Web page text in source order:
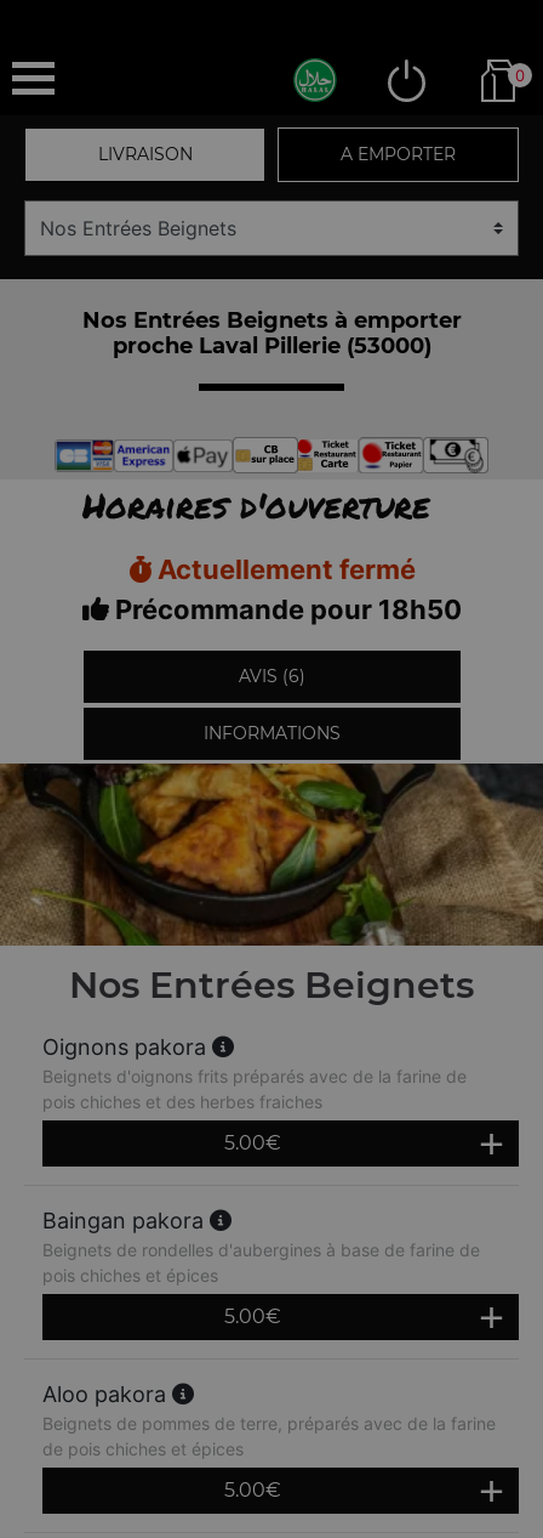
0
LIVRAISON A EMPORTER
Nos Entrées Beignets à emporter
proche Laval Pillerie (53000)
Horaires d'ouverture
Actuellement fermé
Précommande pour 18h50
AVIS (6)
INFORMATIONS
Nos Entrées Beignets
Oignons pakora
Beignets d'oignons frits préparés avec de la farine de
pois chiches et des herbes fraiches
5.00€
Baingan pakora
Beignets de rondelles d'aubergines à base de farine de
pois chiches et épices
5.00€
Aloo pakora
Beignets de pommes de terre, préparés avec de la farine
de pois chiches et épices
5.00€